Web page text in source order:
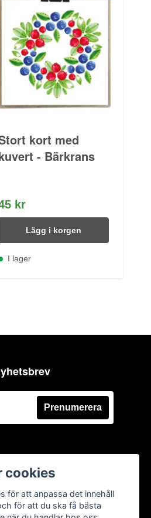
kort med
- Bärkrans
kr
Lägg i korgen
I lager
Prenumerera
cookies
för att anpassa det innehåll
för att du ska få bästa